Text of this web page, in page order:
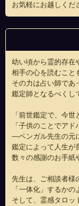
お気軽にお越しくだ
幼い頃から霊的存在
相手の心を読むこと
その力は占い師であ
鑑定師となるべくし
「前世鑑定で、今世
「子供のことでア
―ベンガル先生の元
鑑定によって人生が
数々の感謝のお手紙
先生は、ご相談者様
「一体化」するか
そして、霊感タロッ